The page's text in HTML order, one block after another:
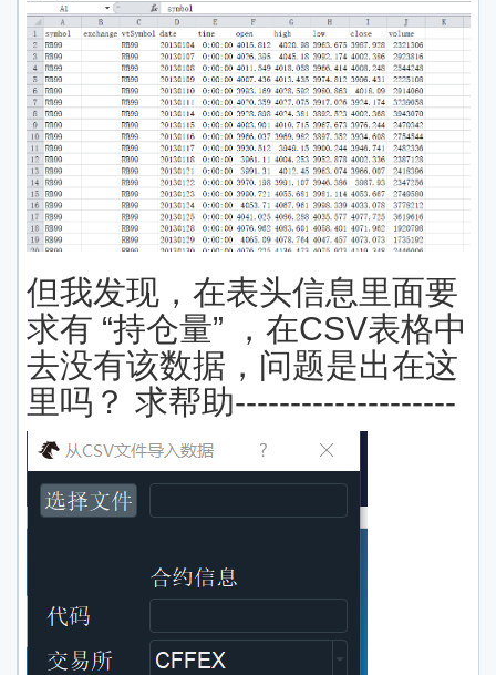
但我发现，在表头信息里面要
求有 “持仓量” ，在CSV表格中
去没有该数据，问题是出在这
里吗？ 求帮助--------------------